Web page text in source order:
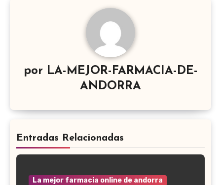
por LA-MEJOR-FARMACIA-DE-
ANDORRA
Entradas Relacionadas
La mejor farmacia online de andorra